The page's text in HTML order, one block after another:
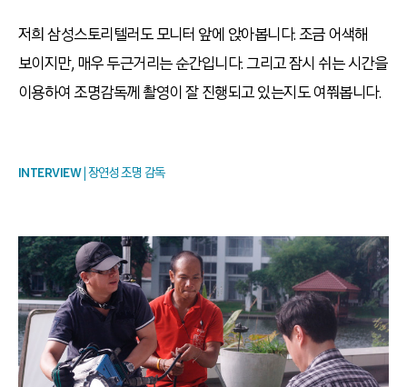
저희 삼성스토리텔러도 모니터 앞에 앉아봅니다. 조금 어색해
보이지만, 매우 두근거리는 순간입니다. 그리고 잠시 쉬는 시간을
이용하여 조명감독께 촬영이 잘 진행되고 있는지도 여쭤봅니다.
INTERVIEW| 장연성 조명 감독